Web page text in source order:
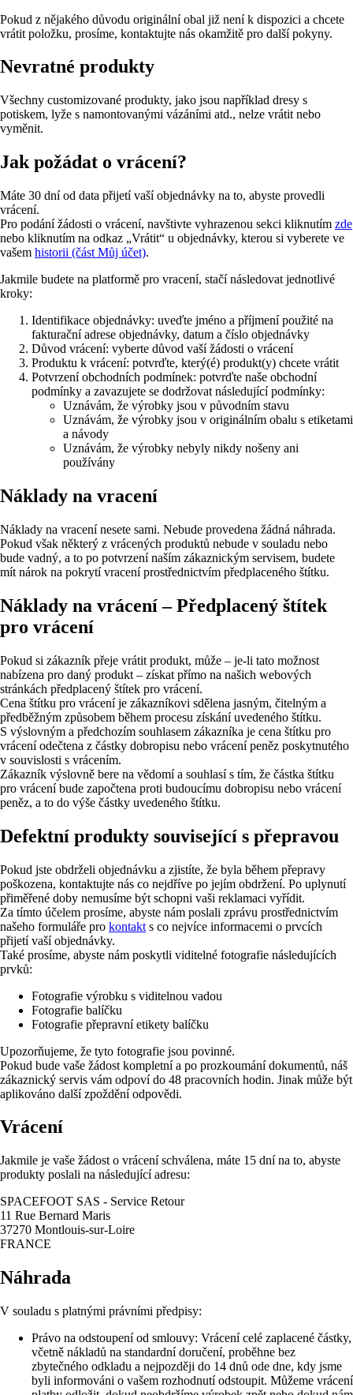
Pokud z nějakého důvodu originální obal již není k dispozici a chcete
vrátit položku, prosíme, kontaktujte nás okamžitě pro další pokyny.
Nevratné produkty
Všechny customizované produkty, jako jsou například dresy s
potiskem, lyže s namontovanými vázáními atd., nelze vrátit nebo
vyměnit.
Jak požádat o vrácení?
Máte 30 dní od data přijetí vaší objednávky na to, abyste provedli
vrácení.
Pro podání žádosti o vrácení, navštivte vyhrazenou sekci kliknutím zde
nebo kliknutím na odkaz „Vrátit“ u objednávky, kterou si vyberete ve
vašem historii (část Můj účet).
Jakmile budete na platformě pro vracení, stačí následovat jednotlivé
kroky:
Identifikace objednávky: uveďte jméno a příjmení použité na
fakturační adrese objednávky, datum a číslo objednávky
Důvod vrácení: vyberte důvod vaší žádosti o vrácení
Produktu k vrácení: potvrďte, který(é) produkt(y) chcete vrátit
Potvrzení obchodních podmínek: potvrďte naše obchodní
podmínky a zavazujete se dodržovat následující podmínky:
Uznávám, že výrobky jsou v původním stavu
Uznávám, že výrobky jsou v originálním obalu s etiketami
a návody
Uznávám, že výrobky nebyly nikdy nošeny ani
používány
Náklady na vracení
Náklady na vracení nesete sami. Nebude provedena žádná náhrada.
Pokud však některý z vrácených produktů nebude v souladu nebo
bude vadný, a to po potvrzení naším zákaznickým servisem, budete
mít nárok na pokrytí vracení prostřednictvím předplaceného štítku.
Náklady na vrácení – Předplacený štítek
pro vrácení
Pokud si zákazník přeje vrátit produkt, může – je-li tato možnost
nabízena pro daný produkt – získat přímo na našich webových
stránkách předplacený štítek pro vrácení.
Cena štítku pro vrácení je zákazníkovi sdělena jasným, čitelným a
předběžným způsobem během procesu získání uvedeného štítku.
S výslovným a předchozím souhlasem zákazníka je cena štítku pro
vrácení odečtena z částky dobropisu nebo vrácení peněz poskytnutého
v souvislosti s vrácením.
Zákazník výslovně bere na vědomí a souhlasí s tím, že částka štítku
pro vrácení bude započtena proti budoucímu dobropisu nebo vrácení
peněz, a to do výše částky uvedeného štítku.
Defektní produkty související s přepravou
Pokud jste obdrželi objednávku a zjistíte, že byla během přepravy
poškozena, kontaktujte nás co nejdříve po jejím obdržení. Po uplynutí
přiměřené doby nemusíme být schopni vaši reklamaci vyřídit.
Za tímto účelem prosíme, abyste nám poslali zprávu prostřednictvím
našeho formuláře pro kontakt s co nejvíce informacemi o prvcích
přijetí vaší objednávky.
Také prosíme, abyste nám poskytli viditelné fotografie následujících
prvků:
Fotografie výrobku s viditelnou vadou
Fotografie balíčku
Fotografie přepravní etikety balíčku
Upozorňujeme, že tyto fotografie jsou povinné.
Pokud bude vaše žádost kompletní a po prozkoumání dokumentů, náš
zákaznický servis vám odpoví do 48 pracovních hodin. Jinak může být
aplikováno další zpoždění odpovědi.
Vrácení
Jakmile je vaše žádost o vrácení schválena, máte 15 dní na to, abyste
produkty poslali na následující adresu:
SPACEFOOT SAS - Service Retour
11 Rue Bernard Maris
37270 Montlouis-sur-Loire
FRANCE
Náhrada
V souladu s platnými právními předpisy:
Právo na odstoupení od smlouvy: Vrácení celé zaplacené částky,
včetně nákladů na standardní doručení, proběhne bez
zbytečného odkladu a nejpozději do 14 dnů ode dne, kdy jsme
byli informováni o vašem rozhodnutí odstoupit. Můžeme vrácení